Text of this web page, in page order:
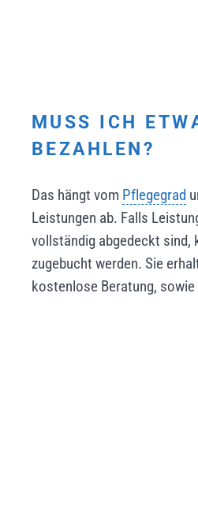
MUSS ICH
BEZAHLEN?
Das hängt vom Pflegegrad
Leistungen ab. Falls
vollständig abgedeckt sind,
zugebucht werden. Sie
kostenlose Beratung,